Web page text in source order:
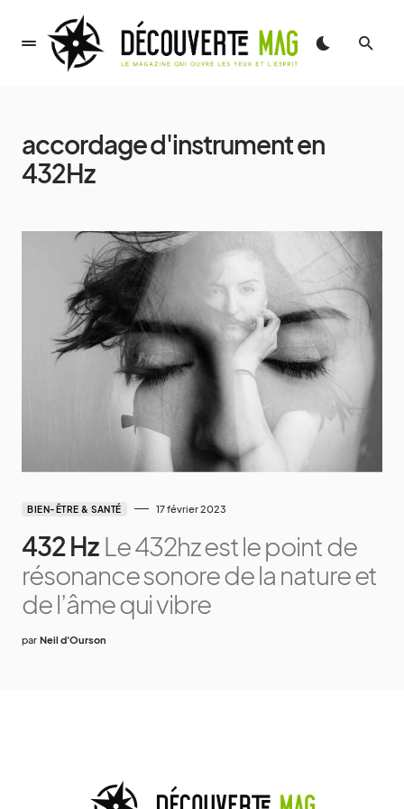
accordage d'instrument en
432Hz
BIEN-ÊTRE & SANTÉ 17 février 2023
432 Hz Le 432hz est le point de
résonance sonore de la nature et
de l’âme qui vibre
par Neil d'Ourson